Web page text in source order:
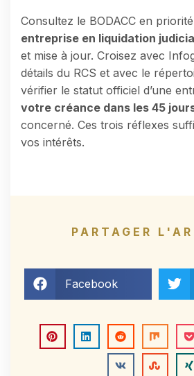
Consultez le BODACC en
entreprise en liquidation
et mise à jour. Croisez avec
détails du RCS et avec le
vérifier le statut officiel d’une
votre créance dans les 45
concerné. Ces trois réflexes
vos intérêts.
PARTAGER
Facebook